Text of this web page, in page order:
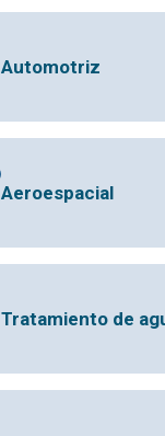
Automotriz
Aeroespacial
Tratamiento de